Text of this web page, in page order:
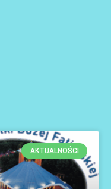
AKTUALNOŚCI